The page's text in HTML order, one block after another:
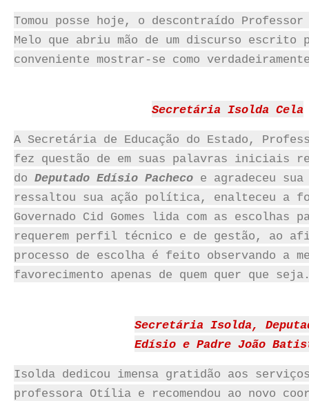
Tomou posse hoje, o descontraído Professor
Melo que abriu mão de um discurso escrito
conveniente mostrar-se como
Secretária Isolda Cela
A Secretária de Educação do Estado,
fez questão de em suas palavras iniciais
do Deputado Edísio Pacheco e agradeceu
ressaltou sua ação política, enalteceu a
Governado Cid Gomes lida com as escolhas
requerem perfil técnico e de gestão, ao
processo de escolha é feito observando a
favorecimento apenas de quem quer que
Secretária Isolda,
Edísio e Padre João
Isolda dedicou imensa gratidão aos
professora Otília e recomendou ao novo